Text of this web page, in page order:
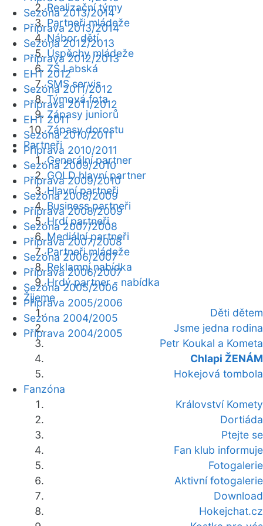
Realizační týmy
Partneři mládeže
Nábor dětí
Úspěchy mládeže
ZŠ Labská
SMS servis
Týmová fota
Zápasy juniorů
Zápasy dorostu
Partneři
Generální partner
GOLD hlavní partner
Hlavní partneři
Business partneři
Hrdí partneři
Mediální partneři
Partneři mládeže
Reklamní nabídka
Hrdý partner - nabídka
Žijeme
Děti dětem
Jsme jedna rodina
Petr Koukal a Kometa
Chlapi ŽENÁM
Hokejová tombola
Fanzóna
Království Komety
Dortiáda
Ptejte se
Fan klub informuje
Fotogalerie
Aktivní fotogalerie
Download
Hokejchat.cz
Sezóna 2013/2014
Příprava 2013/2014
Sezóna 2012/2013
Příprava 2012/2013
EHT 2012
Sezóna 2011/2012
Příprava 2011/2012
EHT 2011
Sezóna 2010/2011
Příprava 2010/2011
Sezóna 2009/2010
Příprava 2009/2010
Sezóna 2008/2009
Příprava 2008/2009
Sezóna 2007/2008
Příprava 2007/2008
Sezóna 2006/2007
Příprava 2006/2007
Sezóna 2005/2006
Příprava 2005/2006
Sezóna 2004/2005
Příprava 2004/2005